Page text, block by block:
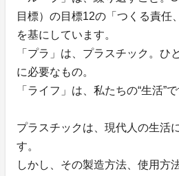
目標）の目標12の「つくる責任
を基にしています。
「プラ」は、プラスチック。ひ
に必要なもの。
「ライフ」は、私たちの“生活”で
プラスチックは、現代人の生活
す。
しかし、その製造方法、使用方